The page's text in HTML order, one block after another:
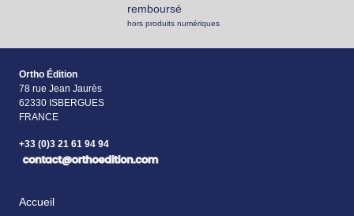
remboursé
hors produits numériques
Ortho Édition
78 rue Jean Jaurès
62330 ISBERGUES
FRANCE
+33 (0)3 21 61 94 94
Accueil